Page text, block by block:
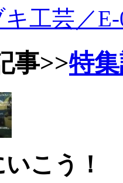
工芸／
事>>特
こう！